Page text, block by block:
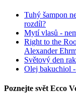
Tuhý šampon
rozdíl?
Mytí vlasů -
Right to the
Alexander
Světový den
Olej bakuchiol
Poznejte svět Ecco